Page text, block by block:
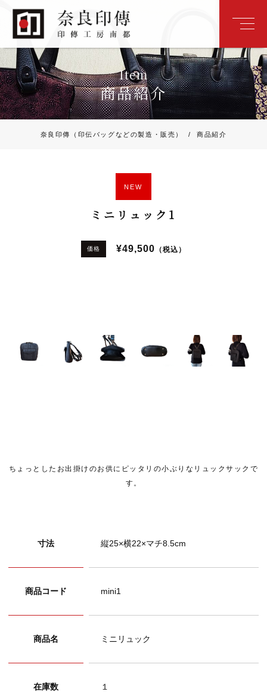
Item
商品紹介
奈良印傳（印伝バッグなどの製造・販売） / 商品紹介
NEW
ミニリュック1
価格 ¥49,500 （税込）
ちょっとしたお出掛けのお供にピッタリの小ぶりなリュックサックで
す。
寸法 縦25×横22×マチ8.5cm
商品コード mini1
商品名 ミニリュック
在庫数 １